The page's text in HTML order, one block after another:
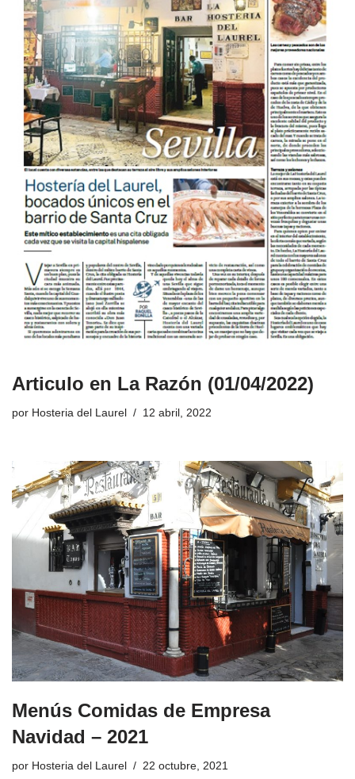
Articulo en La Razón (01/04/2022)
por Hosteria del Laurel 12 abril, 2022
Menús Comidas de Empresa
Navidad – 2021
por Hosteria del Laurel 22 octubre, 2021